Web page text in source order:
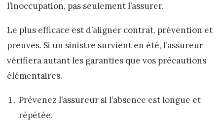
l’inoccupation, pas seulement l’assurer.
Le plus efficace est d’aligner contrat, prévention et
preuves. Si un sinistre survient en été, l’assureur
vérifiera autant les garanties que vos précautions
élémentaires.
Prévenez l’assureur si l’absence est longue et
répétée.